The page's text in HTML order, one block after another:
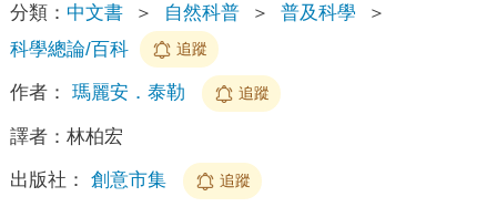
分類： 中文書 ＞ 自然科普 ＞ 普及科學
＞
科學總論/百科
追蹤
作者： 瑪麗安．泰勒 追蹤
譯者： 林柏宏
出版社： 創意市集 追蹤